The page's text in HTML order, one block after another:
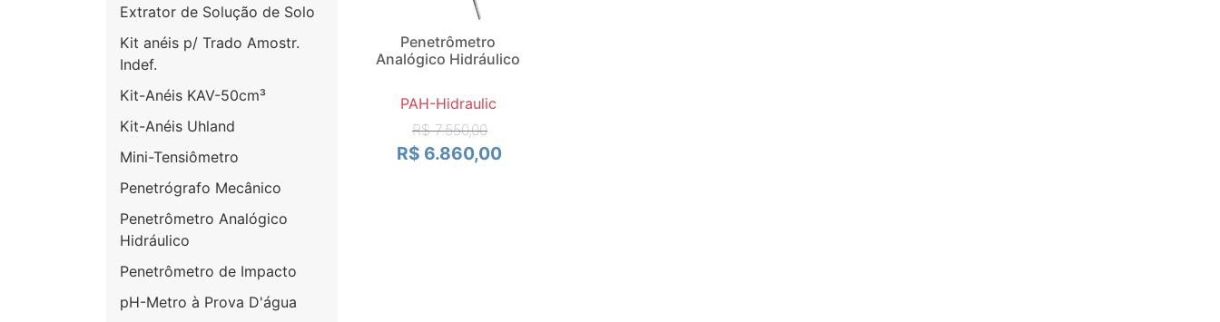
Extrator de Solução de Solo
Kit anéis p/ Trado Amostr.
Indef.
Kit-Anéis KAV-50cm³
Kit-Anéis Uhland
Mini-Tensiômetro
Penetrógrafo Mecânico
Penetrômetro Analógico
Hidráulico
Penetrômetro de Impacto
pH-Metro à Prova D'água
Penetrômetro
Analógico Hidráulico
PAH-Hidraulic
R$ 7.550,00
R$ 6.860,00